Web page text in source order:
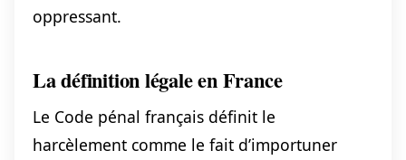
oppressant.
La définition légale en France
Le Code pénal français définit le
harcèlement comme le fait d’importuner